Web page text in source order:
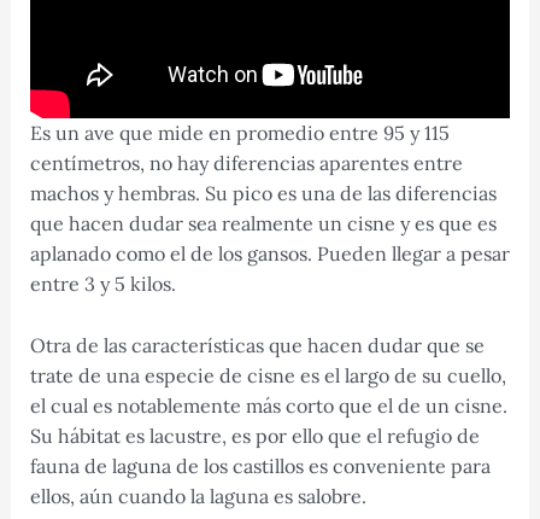
Es un ave que mide en promedio entre 95 y 115
centímetros, no hay diferencias aparentes entre
machos y hembras. Su pico es una de las diferencias
que hacen dudar sea realmente un cisne y es que es
aplanado como el de los gansos. Pueden llegar a pesar
entre 3 y 5 kilos.
Otra de las características que hacen dudar que se
trate de una especie de cisne es el largo de su cuello,
el cual es notablemente más corto que el de un cisne.
Su hábitat es lacustre, es por ello que el refugio de
fauna de laguna de los castillos es conveniente para
ellos, aún cuando la laguna es salobre.